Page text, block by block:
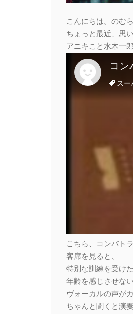
こんにちは。のむら
ちょっと最近、思
アニキこと水木一
こちら、コンバト
客席を見ると、
特別な訓練を受け
年齢を感じさせな
ヴォーカルの声が
ちゃんと聞くと演